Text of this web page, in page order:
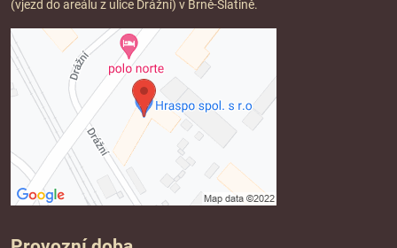
(vjezd do areálu z ulice Drážní) v Brně-Slatině.